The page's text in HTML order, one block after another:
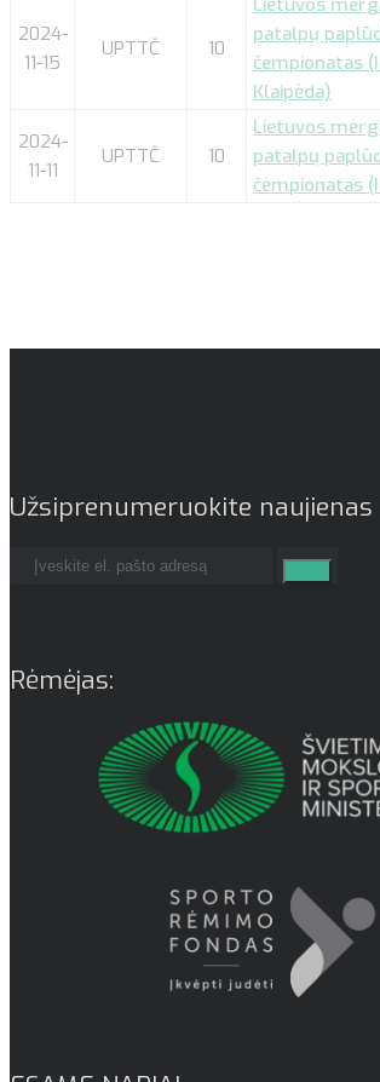
2024-
11-15
UPTTČ 10
patalpų
čempionatas
Klaipėda)
2024-
11-11
UPTTČ 10
Lietuvos
patalpų
čempionatas
Užsiprenumeruokite naujienas
Rėmėjas: